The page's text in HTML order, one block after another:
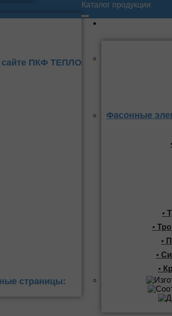
сайте ПКФ ТЕПЛО
страницы:
Каталог продукции
Фасонные
•
•
•
•
•